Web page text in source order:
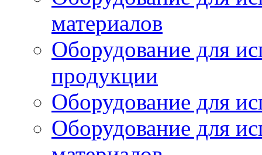
материалов
Оборудование для
продукции
Оборудование для
Оборудование для